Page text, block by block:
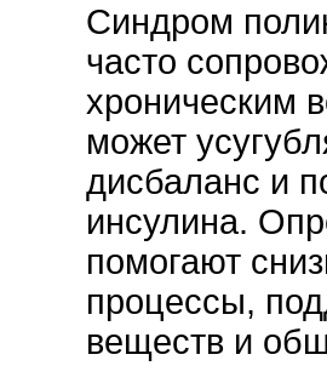
Синдром
часто
хроническим
может
дисбаланс и
инсулина.
помогают
процессы,
веществ и